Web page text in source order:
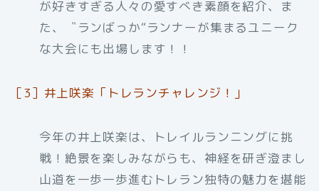
が好きすぎる人々の愛すべき素顔を紹介、ま
た、〝ランばっか“ランナーが集まるユニーク
な大会にも出場します！！
［3］井上咲楽「トレランチャレンジ！」
今年の井上咲楽は、トレイルランニングに挑
戦！絶景を楽しみながらも、神経を研ぎ澄まし
山道を一歩一歩進むトレラン独特の魅力を堪能